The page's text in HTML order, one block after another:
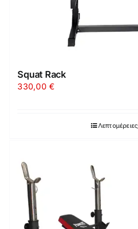
Squat Rack
330,00€
Λεπτομέρειες